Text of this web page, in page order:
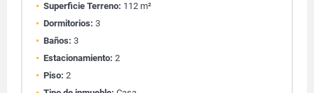
Superficie Terreno: 112 m²
Dormitorios: 3
Baños: 3
Estacionamiento: 2
Piso: 2